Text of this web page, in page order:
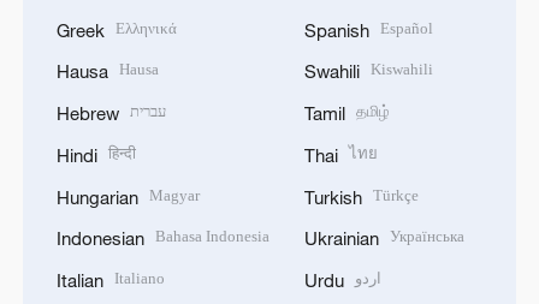
Greek Ελληνικά
Hausa Hausa
Hebrew עברית
Hindi हिन्दी
Hungarian Magyar
Indonesian Bahasa Indonesia
Italian Italiano
Spanish Español
Swahili Kiswahili
Tamil தமிழ்
Thai ไทย
Turkish Türkçe
Ukrainian Українська
Urdu اردو